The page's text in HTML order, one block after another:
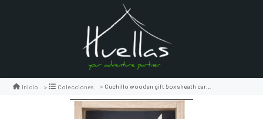
Inicio Colecciones Cuchillo wooden gift box sheath carbono